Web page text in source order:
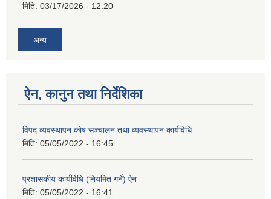
मिति: 03/17/2026 - 12:20
अन्य
ऐन, कानुन तथा निर्देशिका
विपद व्यवस्थापन कोष सञ्चालन तथा व्यवस्थापन कार्यविधि
मिति: 05/05/2022 - 16:45
प्रशासकीय कार्यविधि (नियमित गर्ने) ऐन
मिति: 05/05/2022 - 16:41